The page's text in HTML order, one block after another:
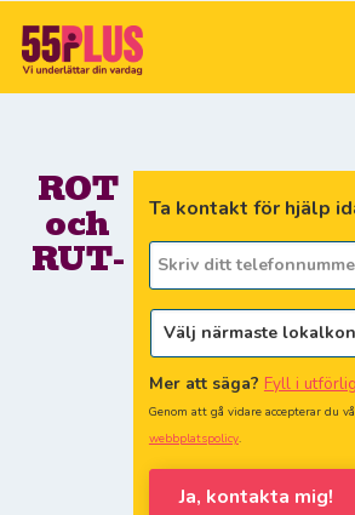
Ta kontakt för hjälp
Mer att säga? Fyll i
Genom att gå vidare accepterar du
webbplatspolicy.
Ja, kontakta mig!
ROT
och
RUT-